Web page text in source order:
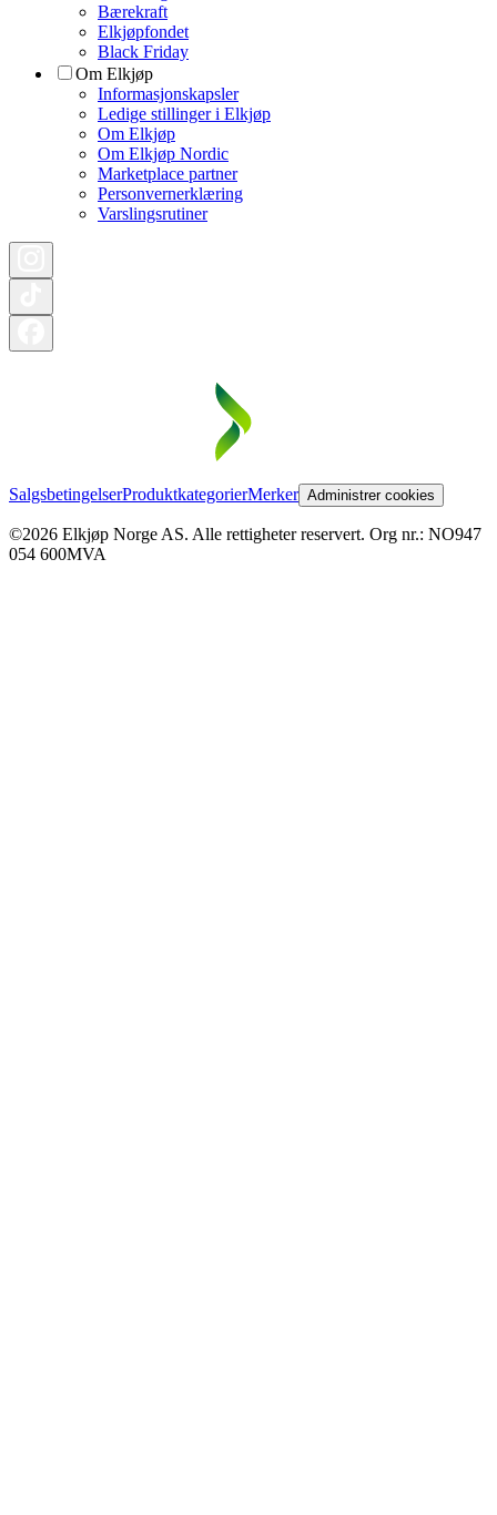
Bærekraft
Elkjøpfondet
Black Friday
Om Elkjøp
Informasjonskapsler
Ledige stillinger i Elkjøp
Om Elkjøp
Om Elkjøp Nordic
Marketplace partner
Personvernerklæring
Varslingsrutiner
SalgsbetingelserProduktkategorierMerker Administrer cookies
©2026 Elkjøp Norge AS. Alle rettigheter reservert. Org nr.: NO947
054 600MVA